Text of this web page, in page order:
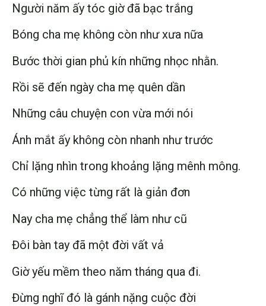
Người năm ấy tóc giờ đã bạc trắng
Bóng cha mẹ không còn như xưa nữa
Bước thời gian phủ kín những nhọc nhằn.
Rồi sẽ đến ngày cha mẹ quên dần
Những câu chuyện con vừa mới nói
Ánh mắt ấy không còn nhanh như trước
Chỉ lặng nhìn trong khoảng lặng mênh mông.
Có những việc từng rất là giản đơn
Nay cha mẹ chẳng thể làm như cũ
Đôi bàn tay đã một đời vất vả
Giờ yếu mềm theo năm tháng qua đi.
Đừng nghĩ đó là gánh nặng cuộc đời